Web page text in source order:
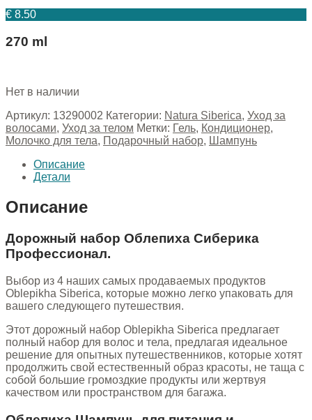
€ 8.50
270 ml
Нет в наличии
Артикул: 13290002 Категории: Natura Siberica, Уход за
волосами, Уход за телом Метки: Гель, Кондиционер,
Молочко для тела, Подарочный набор, Шампунь
Описание
Детали
Описание
Дорожный набор Облепиха Сиберика
Профессионал.
Выбор из 4 наших самых продаваемых продуктов
Oblepikha Siberica, которые можно легко упаковать для
вашего следующего путешествия.
Этот дорожный набор Oblepikha Siberica предлагает
полный набор для волос и тела, предлагая идеальное
решение для опытных путешественников, которые хотят
продолжить свой естественный образ красоты, не таща с
собой большие громоздкие продукты или жертвуя
качеством или пространством для багажа.